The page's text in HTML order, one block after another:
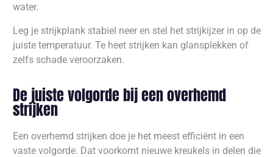
water.
Leg je strijkplank stabiel neer en stel het strijkijzer in op de
juiste temperatuur. Te heet strijken kan glansplekken of
zelfs schade veroorzaken.
De juiste volgorde bij een overhemd
strijken
Een overhemd strijken doe je het meest efficiënt in een
vaste volgorde. Dat voorkomt nieuwe kreukels in delen die